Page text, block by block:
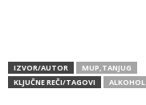
IZVOR/AUTOR
MUP,TANJUG
KLJUČNE REČI/TAGOVI
ALKOHOL